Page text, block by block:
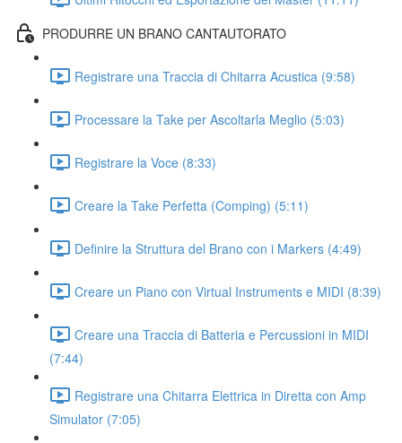
PRODURRE UN BRANO CANTAUTORATO
Registrare una Traccia di Chitarra Acustica (9:58)
Processare la Take per Ascoltarla Meglio (5:03)
Registrare la Voce (8:33)
Creare la Take Perfetta (Comping) (5:11)
Definire la Struttura del Brano con i Markers (4:49)
Creare un Piano con Virtual Instruments e MIDI (8:39)
Creare una Traccia di Batteria e Percussioni in MIDI
(7:44)
Registrare una Chitarra Elettrica in Diretta con Amp
Simulator (7:05)